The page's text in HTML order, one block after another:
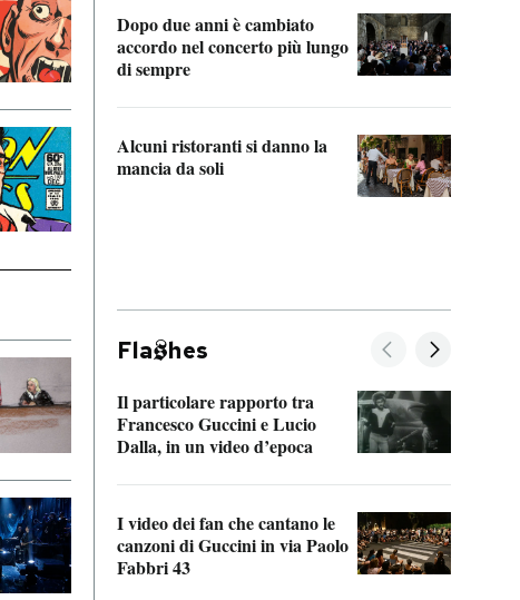
Dopo due anni è cambiato
accordo nel concerto più lungo
di sempre
Alcuni ristoranti si danno la
mancia da soli
Fla hes
Il particolare rapporto tra
Francesco Guccini e Lucio
Dalla, in un video d’epoca
I video dei fan che cantano le
canzoni di Guccini in via Paolo
Fabbri 43